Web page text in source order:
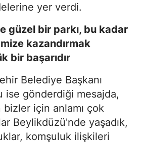
yer verdi.
güzel bir parkı, bu kadar
kazandırmak
bir başarıdır
Belediye Başkanı
ise gönderdiği mesajda,
bizler için anlamı çok
Beylikdüzü'nde yaşadık,
komşuluk ilişkileri